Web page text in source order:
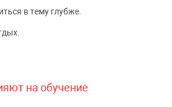
в тему глубже.
на обучение